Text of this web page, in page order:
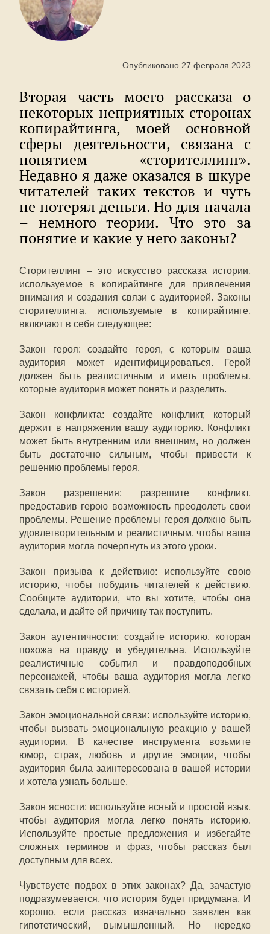
Опубликовано 27 февраля 2023
Вторая часть моего рассказа о
некоторых неприятных сторонах
копирайтинга, моей основной
сферы деятельности, связана с
понятием «сторителлинг».
Недавно я даже оказался в шкуре
читателей таких текстов и чуть
не потерял деньги. Но для начала
– немного теории. Что это за
понятие и какие у него законы?
Сторителлинг – это искусство рассказа истории,
используемое в копирайтинге для привлечения
внимания и создания связи с аудиторией. Законы
сторителлинга, используемые в копирайтинге,
включают в себя следующее:
Закон героя: создайте героя, с которым ваша
аудитория может идентифицироваться. Герой
должен быть реалистичным и иметь проблемы,
которые аудитория может понять и разделить.
Закон конфликта: создайте конфликт, который
держит в напряжении вашу аудиторию. Конфликт
может быть внутренним или внешним, но должен
быть достаточно сильным, чтобы привести к
решению проблемы героя.
Закон разрешения: разрешите конфликт,
предоставив герою возможность преодолеть свои
проблемы. Решение проблемы героя должно быть
удовлетворительным и реалистичным, чтобы ваша
аудитория могла почерпнуть из этого уроки.
Закон призыва к действию: используйте свою
историю, чтобы побудить читателей к действию.
Сообщите аудитории, что вы хотите, чтобы она
сделала, и дайте ей причину так поступить.
Закон аутентичности: создайте историю, которая
похожа на правду и убедительна. Используйте
реалистичные события и правдоподобных
персонажей, чтобы ваша аудитория могла легко
связать себя с историей.
Закон эмоциональной связи: используйте историю,
чтобы вызвать эмоциональную реакцию у вашей
аудитории. В качестве инструмента возьмите
юмор, страх, любовь и другие эмоции, чтобы
аудитория была заинтересована в вашей истории
и хотела узнать больше.
Закон ясности: используйте ясный и простой язык,
чтобы аудитория могла легко понять историю.
Используйте простые предложения и избегайте
сложных терминов и фраз, чтобы рассказ был
доступным для всех.
Чувствуете подвох в этих законах? Да, зачастую
подразумевается, что история будет придумана. И
хорошо, если рассказ изначально заявлен как
гипотетический, вымышленный. Но нередко